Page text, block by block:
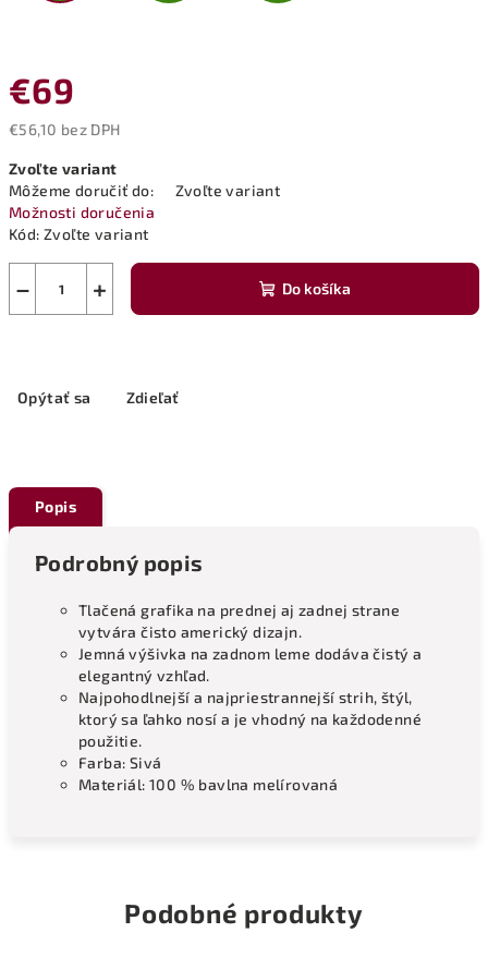
€69
€56,10 bez DPH
cena:
Zvoľte variant
Môžeme doručiť do:
Zvoľte variant
Možnosti doručenia
Kód: Zvoľte variant
+
− Do košíka
Opýtať sa Zdieľať
Popis
Podrobný popis
Tlačená grafika na prednej aj zadnej strane
vytvára čisto americký dizajn.
Jemná výšivka na zadnom leme dodáva čistý a
elegantný vzhľad.
Najpohodlnejší a najpriestrannejší strih, štýl,
ktorý sa ľahko nosí a je vhodný na každodenné
použitie.
Farba: Sivá
Materiál: 100 % bavlna melírovaná
Podobné produkty